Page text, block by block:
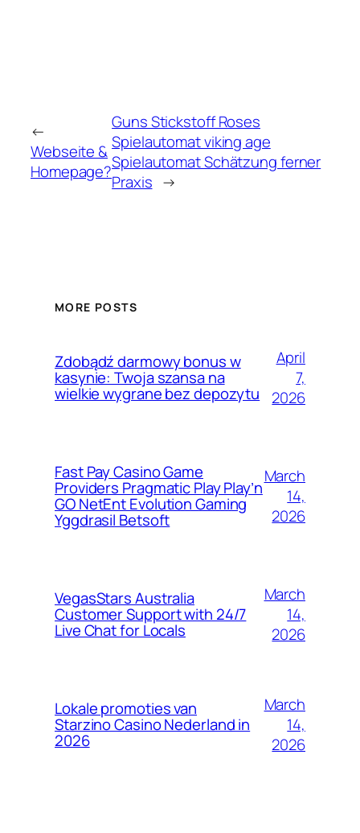
←
Webseite &
Homepage?
Guns Stickstoff Roses
Spielautomat viking age
Spielautomat Schätzung ferner
Praxis →
MORE POSTS
Zdobądź darmowy bonus w
kasynie: Twoja szansa na
wielkie wygrane bez depozytu
April
7,
2026
Fast Pay Casino Game
Providers Pragmatic Play Play’n
GO NetEnt Evolution Gaming
Yggdrasil Betsoft
March
14,
2026
VegasStars Australia
Customer Support with 24/7
Live Chat for Locals
March
14,
2026
Lokale promoties van
Starzino Casino Nederland in
2026
March
14,
2026